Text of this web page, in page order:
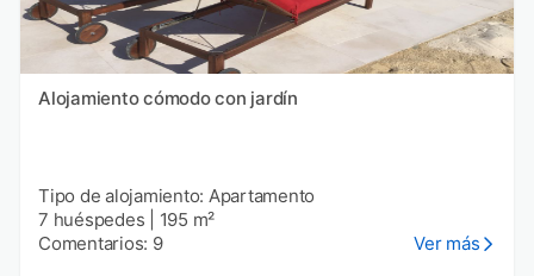
Alojamiento cómodo con jardín
Tipo de alojamiento: Apartamento
7 huéspedes
195 m²
Comentarios: 9
Ver más